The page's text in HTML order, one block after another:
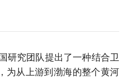
研究团队提出了一种结合卫
为从上游到渤海的整个黄河